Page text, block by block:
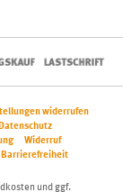
widerrufen
Widerruf
Barrierefreiheit
und ggf.